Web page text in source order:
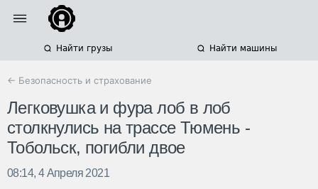
Найти грузы Найти машины
← Безопасность и страхование
Легковушка и фура лоб в лоб
столкнулись на трассе Тюмень -
Тобольск, погибли двое
08:14, 4 Апреля 2021